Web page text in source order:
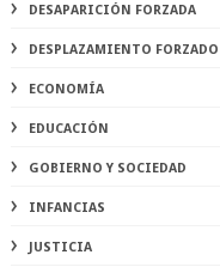
DESAPARICIÓN FORZADA
DESPLAZAMIENTO FORZADO
ECONOMÍA
EDUCACIÓN
GOBIERNO Y SOCIEDAD
INFANCIAS
JUSTICIA